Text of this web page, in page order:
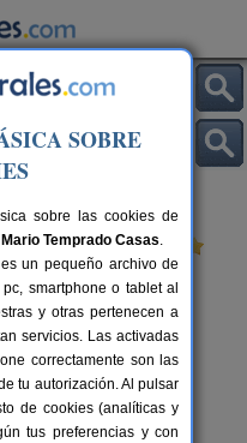
Fondón
2-12 pers.
desde60 €
SOBRE
sobre las cookies de
Mario Temprado Casas.
un pequeño archivo de
smartphone o tablet al
y otras pertenecen a
servicios. Las activadas
correctamente son las
tu autorización. Al pulsar
de cookies (analíticas y
tus preferencias y con